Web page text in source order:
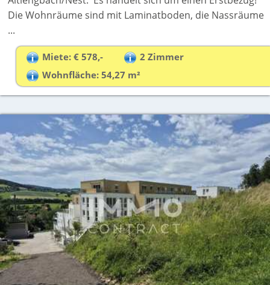
Die Wohnräume sind mit Laminatboden, die Nassräume
...
Miete: € 578,-
2 Zimmer
Wohnfläche: 54,27 m²